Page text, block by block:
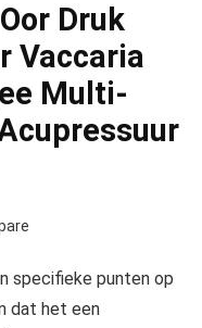
Druk
Vaccaria
Multi-
specifieke punten op
dat het een